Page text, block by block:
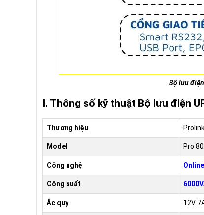
Bộ lưu điện
I. Thông số kỹ thuật Bộ lưu điện
Thương hiệu Prolink
Model Pro
Công nghệ Online
Công suất
Ắc quy 12V